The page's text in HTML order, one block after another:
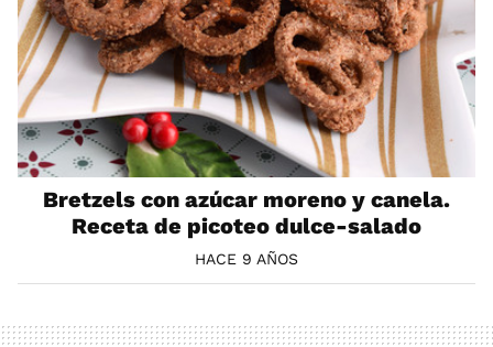
Bretzels con azúcar moreno y canela.
Receta de picoteo dulce-salado
HACE 9 AÑOS